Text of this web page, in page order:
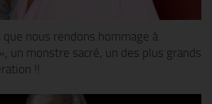
que nous rendons hommage à
un monstre sacré, un des plus grands
!!